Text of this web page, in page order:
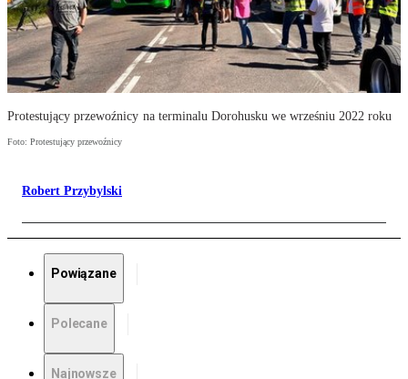
Protestujący przewoźnicy na terminalu Dorohusku we wrześniu 2022 roku
Foto: Protestujący przewoźnicy
Robert Przybylski
Powiązane
Polecane
Najnowsze